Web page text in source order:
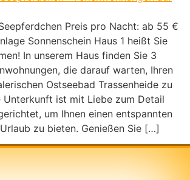
Preis pro Nacht: ab 55 €
Sonnenschein Haus 1 heißt Sie
In unserem Haus finden Sie 3
die darauf warten, Ihren
Ostseebad Trassenheide zu
Unterkunft ist mit Liebe zum Detail
um Ihnen einen entspannten
zu bieten. Genießen Sie […]